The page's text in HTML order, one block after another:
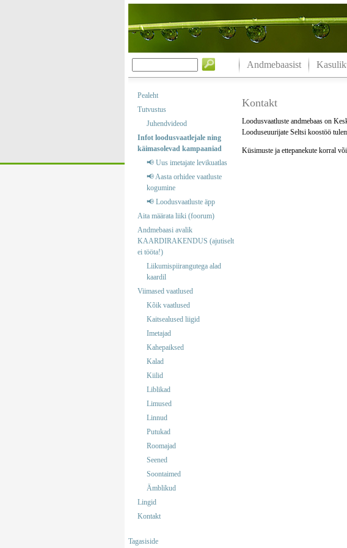
Andmebaasist
Pealeht
Tutvustus
Juhendvideod
Infot loodusvaatlejale ning
käimasolevad kampaaniad
📢 Uus imetajate levikuatlas
📢 Aasta orhidee vaatluste
kogumine
📢 Loodusvaatluste äpp
Aita määrata liiki (foorum)
Andmebaasi avalik
KAARDIRAKENDUS (ajutiselt
ei tööta!)
Liikumispiirangutega alad
kaardil
Viimased vaatlused
Kõik vaatlused
Kaitsealused liigid
Imetajad
Kahepaiksed
Kalad
Kiilid
Liblikad
Limused
Linnud
Putukad
Roomajad
Seened
Soontaimed
Ämblikud
Lingid
Kontakt
Tagasiside
Kontakt
Loodusvaatluste andmebaas on
Looduseuurijate Seltsi koostöö
Küsimuste ja ettepanekute korral